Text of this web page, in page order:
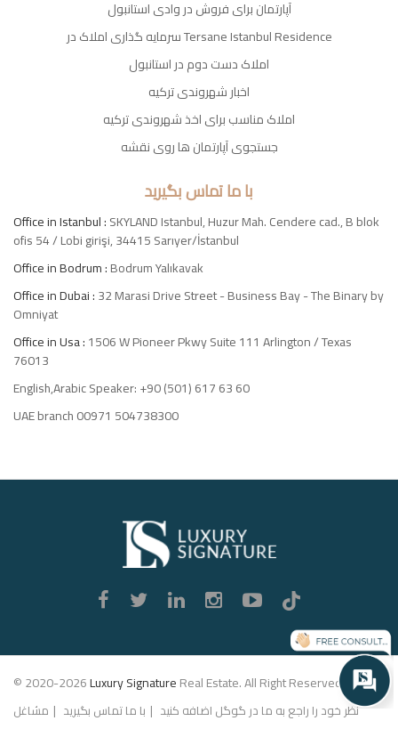
آپارتمان برای فروش در وادی استانبول
سرمایه گذاری املاک در Tersane Istanbul Residence
املاک دست دوم در استانبول
اخبار شهروندی ترکیه
املاک مناسب برای اخذ شهروندی ترکیه
جستجوی آپارتمان ها روی نقشه
با ما تماس بگیرید
Office in Istanbul :SKYLAND Istanbul, Huzur Mah. Cendere cad., B blok
ofis 54 / Lobi girişi, 34415 Sarıyer/İstanbul
Office in Bodrum :Bodrum Yalıkavak
Office in Dubai :32 Marasi Drive Street - Business Bay - The Binary by
Omniyat
Office in Usa :1506 W Pioneer Pkwy Suite 111 Arlington / Texas
76013
English,Arabic Speaker: +90 (501) 617 63 60
UAE branch 00971 504738300
© 2020-2026Luxury SignatureReal Estate. All Right Reserved.
مشاغل با ما تماس بگیرید نظر خود را راجع به ما در گوگل اضافه کنید